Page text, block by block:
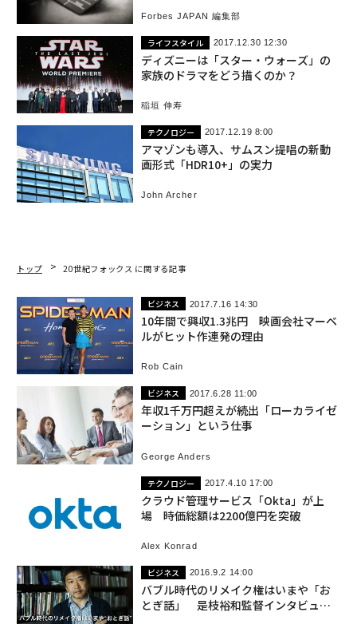
Forbes JAPAN 編集部
ライフスタイル 2017.12.30 12:30
ディズニーは「スター・ウォーズ」の
家族のドラマをどう描くのか？
稲垣 伸寿
テクノロジー 2017.12.19 8:00
アマゾンも導入、サムスン提唱の新動
画形式「HDR10+」の実力
John Archer
トップ 20世紀フォックス に関する記事
ビジネス 2017.7.16 14:30
10年間で興収1.3兆円 映画会社マーベ
ルがヒット作連発の理由
Rob Cain
ビジネス 2017.6.28 11:00
年収1千万円超えが続出「ローカライゼ
ーション」という仕事
George Anders
テクノロジー 2017.4.10 17:00
クラウド管理サービス「Okta」が上
場 時価総額は2200億円を突破
Alex Konrad
ビジネス 2016.9.2 14:00
バブル時代のリメイク権はいまや「お
とぎ話」 是枝裕和監督インタビュー -